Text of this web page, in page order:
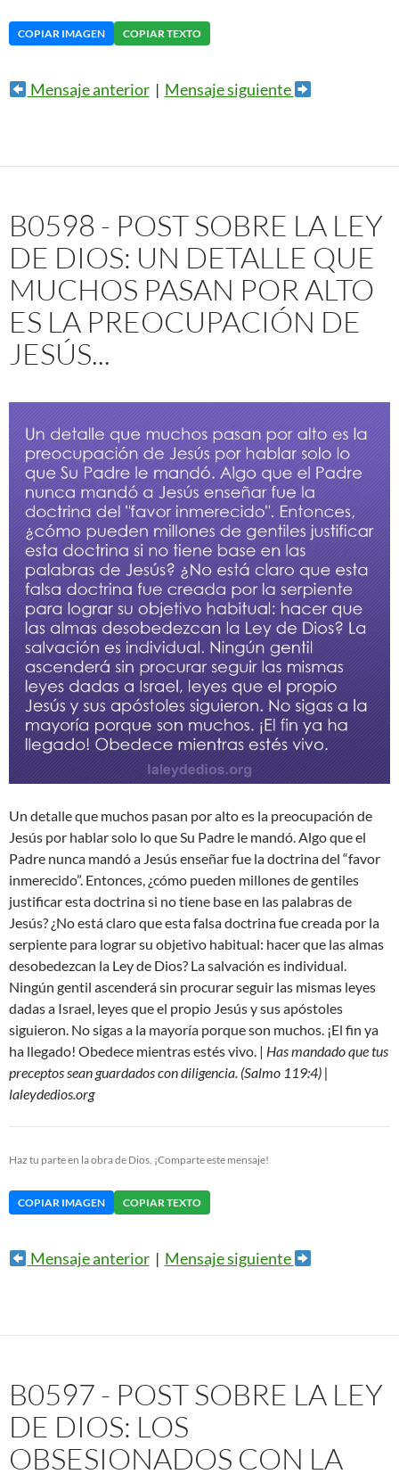
COPIAR IMAGEN COPIAR TEXTO
Mensaje anterior| Mensaje siguiente
B0598 - POST SOBRE LA LEY
DE DIOS: UN DETALLE QUE
MUCHOS PASAN POR ALTO
ES LA PREOCUPACIÓN DE
JESÚS...
Un detalle que muchos pasan por alto es la preocupación de
Jesús por hablar solo lo que Su Padre le mandó. Algo que el
Padre nunca mandó a Jesús enseñar fue la doctrina del “favor
inmerecido”. Entonces, ¿cómo pueden millones de gentiles
justificar esta doctrina si no tiene base en las palabras de
Jesús? ¿No está claro que esta falsa doctrina fue creada por la
serpiente para lograr su objetivo habitual: hacer que las almas
desobedezcan la Ley de Dios? La salvación es individual.
Ningún gentil ascenderá sin procurar seguir las mismas leyes
dadas a Israel, leyes que el propio Jesús y sus apóstoles
siguieron. No sigas a la mayoría porque son muchos. ¡El fin ya
ha llegado! Obedece mientras estés vivo. | Has mandado que tus
preceptos sean guardados con diligencia. (Salmo 119:4) |
laleydedios.org
Haz tu parte en la obra de Dios. ¡Comparte este mensaje!
COPIAR IMAGEN COPIAR TEXTO
Mensaje anterior| Mensaje siguiente
B0597 - POST SOBRE LA LEY
DE DIOS: LOS
OBSESIONADOS CON LA